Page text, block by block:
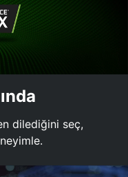
dilediğini seç,